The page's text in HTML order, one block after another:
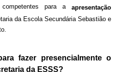
para a apresentação
da Escola Secundária Sebastião e
fazer presencialmente o
da ESSS?